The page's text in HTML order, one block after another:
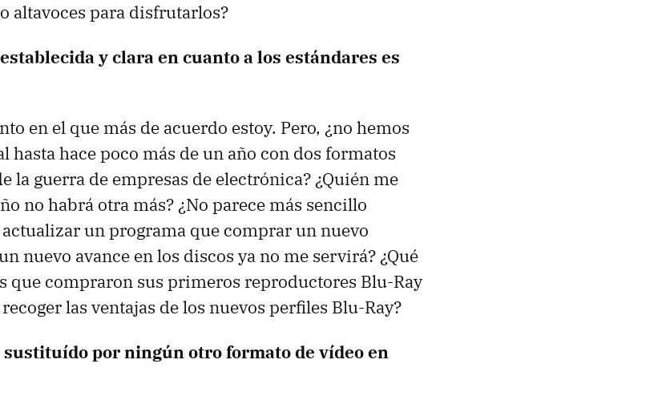
altavoces para disfrutarlos?
y clara en cuanto a los estándares es
en el que más de acuerdo estoy. Pero, ¿no hemos
hasta hace poco más de un año con dos formatos
la guerra de empresas de electrónica? ¿Quién me
no habrá otra más? ¿No parece más sencillo
un programa que comprar un nuevo
nuevo avance en los discos ya no me servirá? ¿Qué
que compraron sus primeros reproductores Blu-Ray
las ventajas de los nuevos perfiles Blu-Ray?
por ningún otro formato de vídeo en